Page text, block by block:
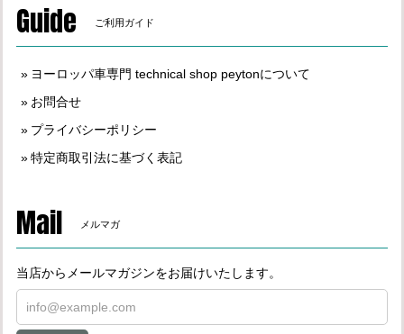
Guide ご利用ガイド
ヨーロッパ車専門 technical shop peytonについて
お問合せ
プライバシーポリシー
特定商取引法に基づく表記
Mail メルマガ
当店からメールマガジンをお届けいたします。